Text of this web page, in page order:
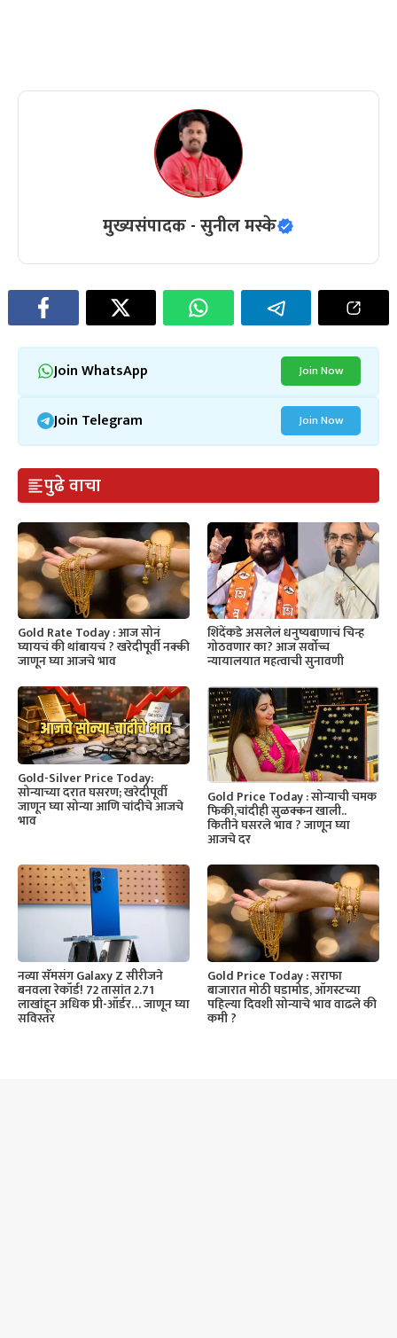
मुख्यसंपादक - सुनील मस्के
Join WhatsApp Join Now
Join Telegram Join Now
पुढे वाचा
Gold Rate Today : आज सोनं
घ्यायचं की थांबायचं ? खरेदीपूर्वी नक्की
जाणून घ्या आजचे भाव
शिंदेंकडे असलेलं धनुष्यबाणाचं चिन्ह
गोठवणार का? आज सर्वोच्च
न्यायालयात महत्वाची सुनावणी
Gold-Silver Price Today:
सोन्याच्या दरात घसरण; खरेदीपूर्वी
जाणून घ्या सोन्या आणि चांदीचे आजचे
भाव
Gold Price Today : सोन्याची चमक
फिकी,चांदीही सुळक्कन खाली..
कितीने घसरले भाव ? जाणून घ्या
आजचे दर
नव्या सॅमसंग Galaxy Z सीरीजने
बनवला रेकॉर्ड! 72 तासांत 2.71
लाखांहून अधिक प्री-ऑर्डर… जाणून घ्या
सविस्तर
Gold Price Today : सराफा
बाजारात मोठी घडामोड, ऑगस्टच्या
पहिल्या दिवशी सोन्याचे भाव वाढले की
कमी ?